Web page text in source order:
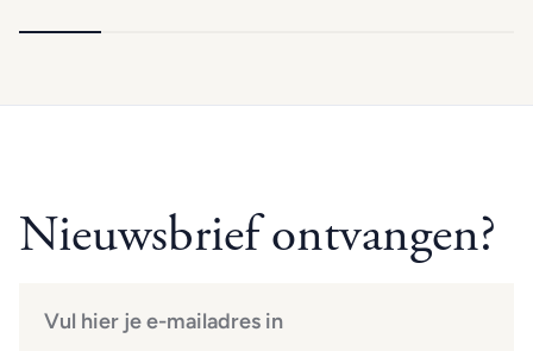
Nieuwsbrief ontvangen?